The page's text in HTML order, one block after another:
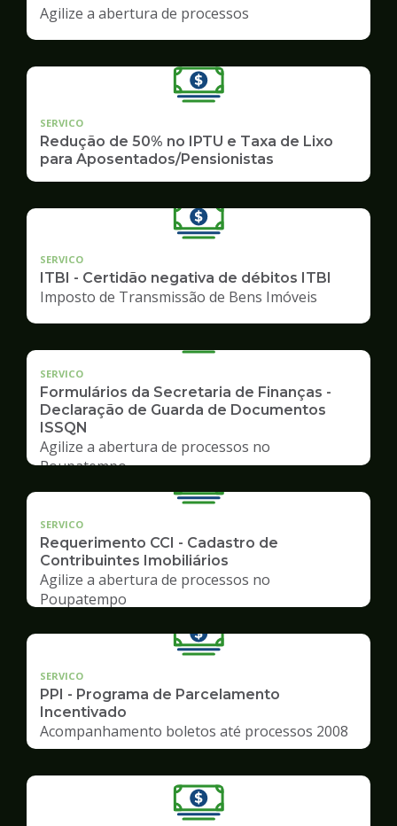
Agilize a abertura de processos
SERVICO
Redução de 50% no IPTU e Taxa de Lixo
para Aposentados/Pensionistas
SERVICO
ITBI - Certidão negativa de débitos ITBI
Imposto de Transmissão de Bens Imóveis
SERVICO
Formulários da Secretaria de Finanças -
Declaração de Guarda de Documentos
ISSQN
Agilize a abertura de processos no
Poupatempo
SERVICO
Requerimento CCI - Cadastro de
Contribuintes Imobiliários
Agilize a abertura de processos no
Poupatempo
SERVICO
PPI - Programa de Parcelamento
Incentivado
Acompanhamento boletos até processos 2008